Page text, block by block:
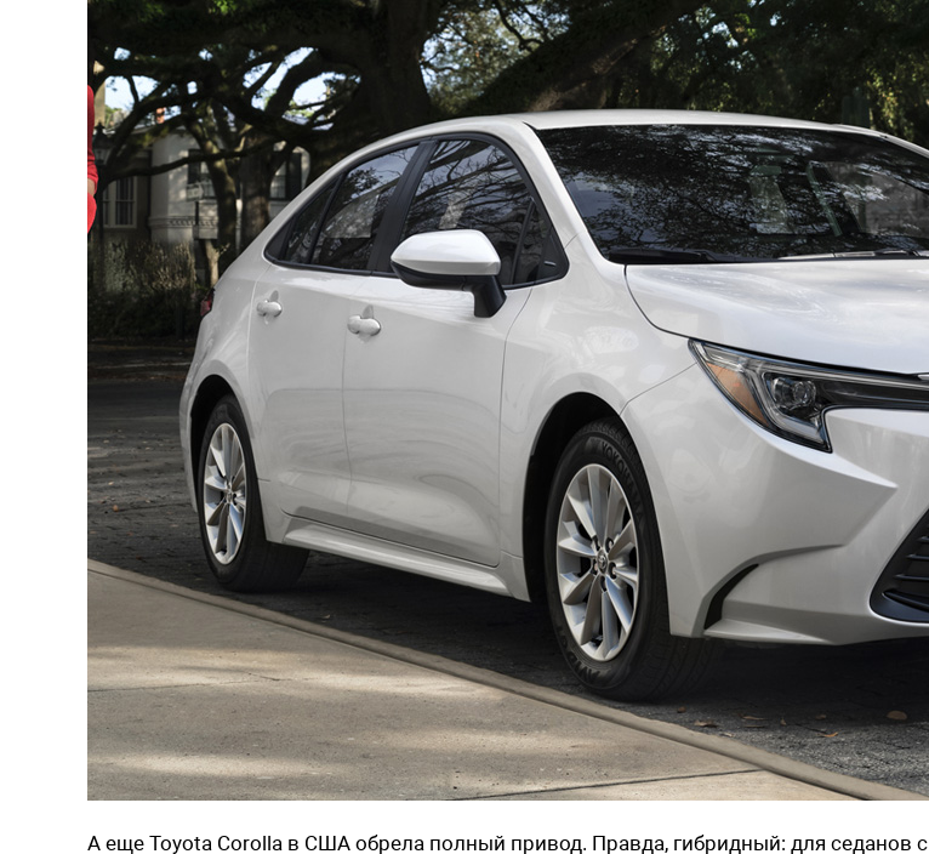
А еще Toyota Corolla в США обрела полный привод. Правда, гибридный: для седанов с